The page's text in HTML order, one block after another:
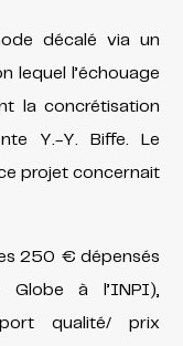
décalé via un
lequel l’échouage
la concrétisation
Y.-Y. Biffe. Le
projet concernait
250 € dépensés
à l’INPI),
qualité/ prix